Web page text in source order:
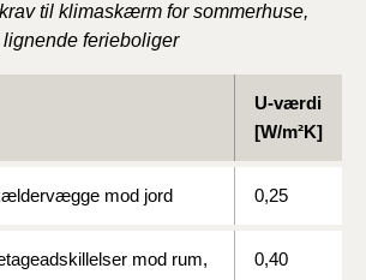
til klimaskærm for sommerhuse,
ferieboliger
U-værdi
[W/m²K]
mod jord 0,25
mod rum,
0,40